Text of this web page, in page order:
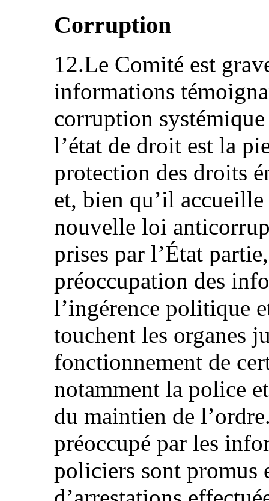
Corruption
12.Le Comité est
informations
corruption
l’état de droit est la
protection des droits
et, bien qu’il
nouvelle loi
prises par l’État
préoccupation des
l’ingérence politique
touchent les organes
fonctionnement de
notamment la police
du maintien de
préoccupé par les
policiers sont promus